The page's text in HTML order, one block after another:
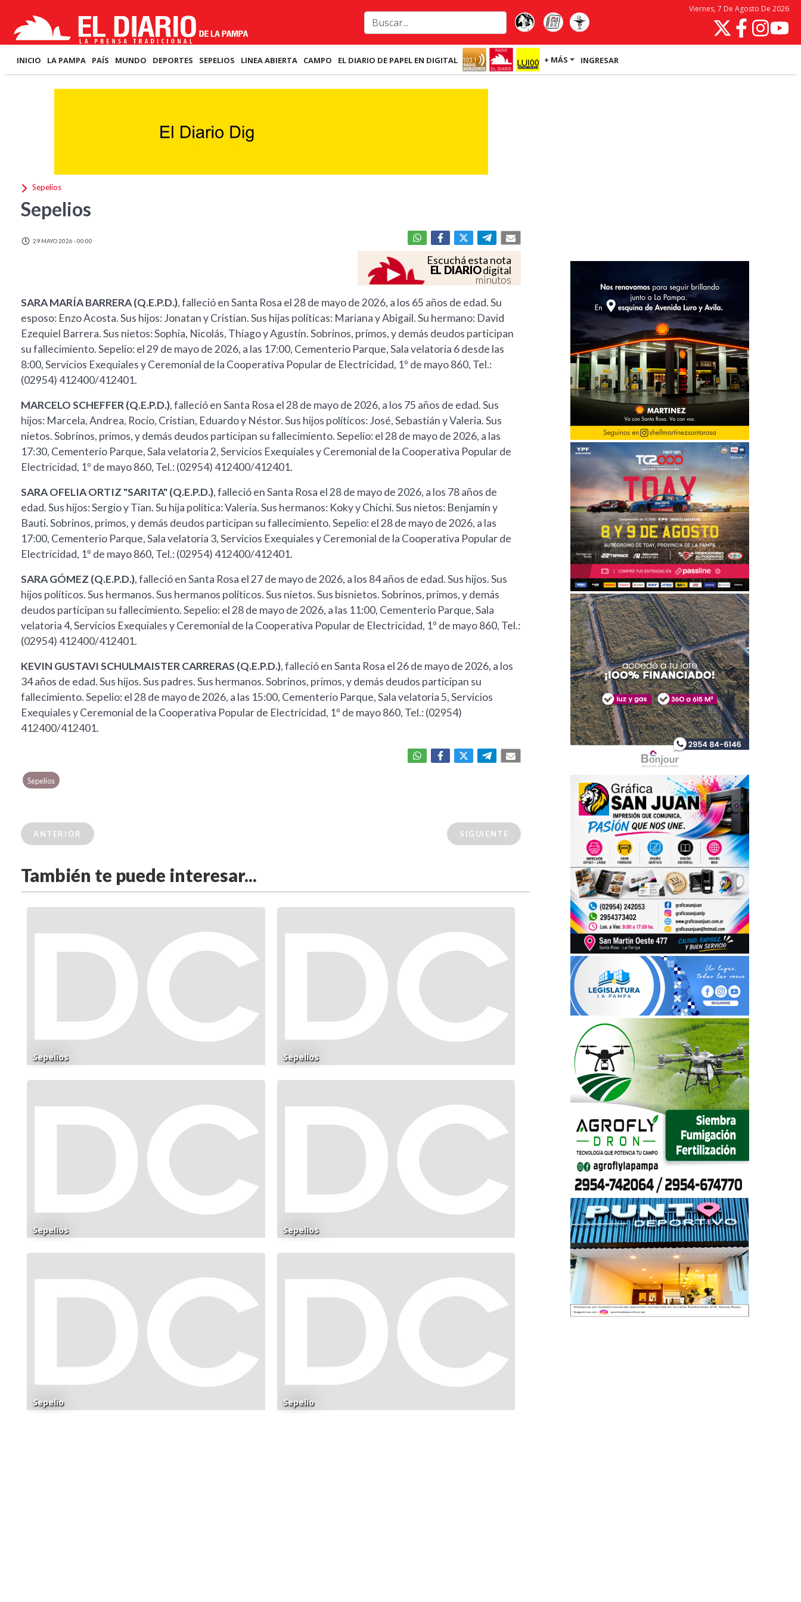
Viernes, 7 De Agosto De 2026
INICIO LA PAMPA PAÍS MUNDO DEPORTES SEPELIOS LINEA ABIERTA CAMPO EL DIARIO DE PAPEL EN DIGITAL + MÁS INGRESAR
Sepelios
Sepelios
29 MAYO 2026 - 00:00
Escuchá esta nota
EL DIARIOdigital
minutos
SARA MARÍA BARRERA (Q.E.P.D.), falleció en Santa Rosa el 28 de mayo de 2026, a los 65 años de edad. Su
esposo: Enzo Acosta. Sus hijos: Jonatan y Cristian. Sus hijas políticas: Mariana y Abigail. Su hermano: David
Ezequiel Barrera. Sus nietos: Sophia, Nicolás, Thiago y Agustín. Sobrinos, primos, y demás deudos participan
su fallecimiento. Sepelio: el 29 de mayo de 2026, a las 17:00, Cementerio Parque, Sala velatoria 6 desde las
8:00, Servicios Exequiales y Ceremonial de la Cooperativa Popular de Electricidad, 1º de mayo 860, Tel.:
(02954) 412400/412401.
MARCELO SCHEFFER (Q.E.P.D.), falleció en Santa Rosa el 28 de mayo de 2026, a los 75 años de edad. Sus
hijos: Marcela, Andrea, Rocío, Cristian, Eduardo y Néstor. Sus hijos políticos: José, Sebastián y Valeria. Sus
nietos. Sobrinos, primos, y demás deudos participan su fallecimiento. Sepelio: el 28 de mayo de 2026, a las
17:30, Cementerio Parque, Sala velatoria 2, Servicios Exequiales y Ceremonial de la Cooperativa Popular de
Electricidad, 1º de mayo 860, Tel.: (02954) 412400/412401.
SARA OFELIA ORTIZ "SARITA" (Q.E.P.D.), falleció en Santa Rosa el 28 de mayo de 2026, a los 78 años de
edad. Sus hijos: Sergio y Tian. Su hija política: Valeria. Sus hermanos: Koky y Chichi. Sus nietos: Benjamín y
Bauti. Sobrinos, primos, y demás deudos participan su fallecimiento. Sepelio: el 28 de mayo de 2026, a las
17:00, Cementerio Parque, Sala velatoria 3, Servicios Exequiales y Ceremonial de la Cooperativa Popular de
Electricidad, 1º de mayo 860, Tel.: (02954) 412400/412401.
SARA GÓMEZ (Q.E.P.D.), falleció en Santa Rosa el 27 de mayo de 2026, a los 84 años de edad. Sus hijos. Sus
hijos políticos. Sus hermanos. Sus hermanos políticos. Sus nietos. Sus bisnietos. Sobrinos, primos, y demás
deudos participan su fallecimiento. Sepelio: el 28 de mayo de 2026, a las 11:00, Cementerio Parque, Sala
velatoria 4, Servicios Exequiales y Ceremonial de la Cooperativa Popular de Electricidad, 1º de mayo 860, Tel.:
(02954) 412400/412401.
KEVIN GUSTAVI SCHULMAISTER CARRERAS (Q.E.P.D.), falleció en Santa Rosa el 26 de mayo de 2026, a los
34 años de edad. Sus hijos. Sus padres. Sus hermanos. Sobrinos, primos, y demás deudos participan su
fallecimiento. Sepelio: el 28 de mayo de 2026, a las 15:00, Cementerio Parque, Sala velatoria 5, Servicios
Exequiales y Ceremonial de la Cooperativa Popular de Electricidad, 1º de mayo 860, Tel.: (02954)
412400/412401.
Sepelios
ANTERIOR SIGUIENTE
También te puede interesar...
Sepelios Sepelios
Sepelios Sepelios
Sepelio Sepelio